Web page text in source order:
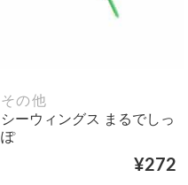
その他
シーウィングス まるでしっ
ぽ
¥272